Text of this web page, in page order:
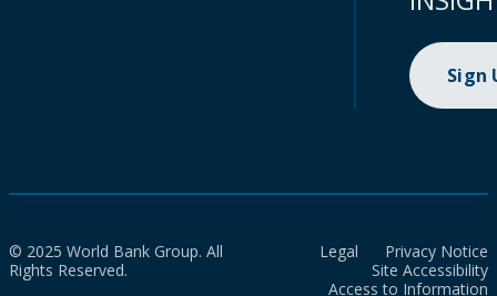
Sign
© 2025 World Bank Group. All
Rights Reserved.
Legal
Privacy Notice
Site Accessibility
Access to Information